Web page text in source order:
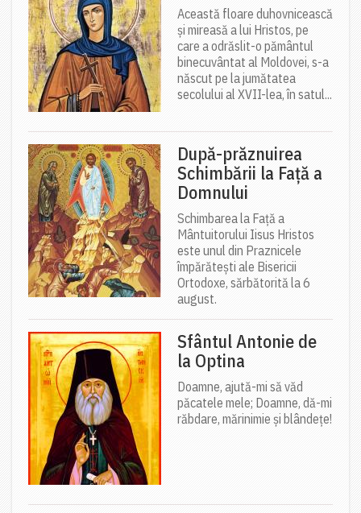
Această floare duhovnicească
și mireasă a lui Hristos, pe
care a odrăslit-o pământul
binecuvântat al Moldovei, s-a
născut pe la jumătatea
secolului al XVII-lea, în satul...
După-prăznuirea
Schimbării la Față a
Domnului
Schimbarea la Față a
Mântuitorului Iisus Hristos
este unul din Praznicele
împărătești ale Bisericii
Ortodoxe, sărbătorită la 6
august.
Sfântul Antonie de
la Optina
Doamne, ajută-mi să văd
păcatele mele; Doamne, dă-mi
răbdare, mărinimie şi blândeţe!